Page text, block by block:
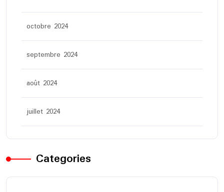
octobre 2024
septembre 2024
août 2024
juillet 2024
Categories